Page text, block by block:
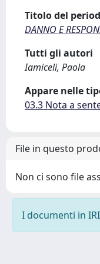
Titolo del
DANNO E
Tutti gli autori
Iamiceli, Paola
Appare nelle
03.3 Nota a
File in questo
Non ci sono file
I documenti in